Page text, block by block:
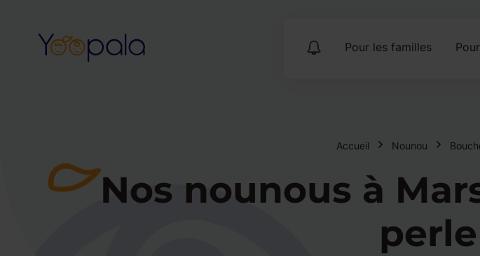
Pour les familles
Accueil Nounou
Nos nounous à